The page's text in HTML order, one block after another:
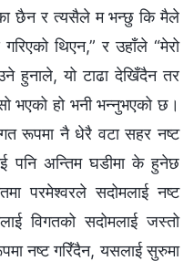
छैन र त्यसैले म भन्छु कि मैले
थिएन,” र उहाँले “मेरो
हुनाले, यो टाढा देखिँदैन तर
भएको हो भनी भन्नुभएको छ।
रूपमा नै धेरै वटा सहर नष्ट
पनि अन्तिम घडीमा के हुनेछ
परमेश्‍वरले सदोमलाई नष्ट
विगतको सदोमलाई जस्तो
नष्ट गरिँदैन, यसलाई सुरुमा